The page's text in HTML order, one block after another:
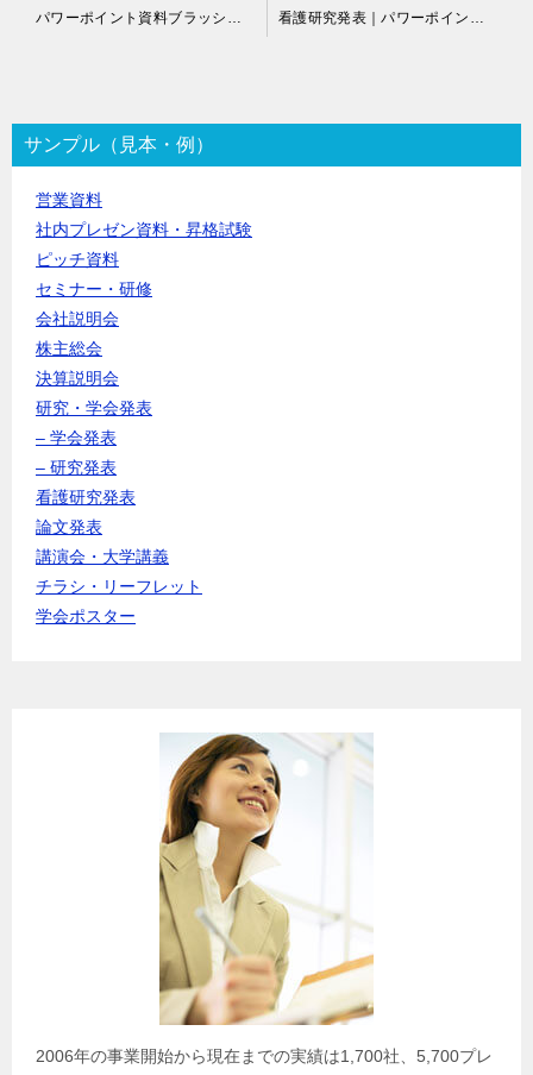
ゲ
ー
シ
サンプル（見本・例）
営業資料
社内プレゼン資料・昇格試験
ピッチ資料
セミナー・研修
会社説明会
株主総会
決算説明会
研究・学会発表
– 学会発表
– 研究発表
看護研究発表
論文発表
講演会・大学講義
チラシ・リーフレット
学会ポスター
2006年の事業開始から現在までの実績は1,700社、5,700プレ